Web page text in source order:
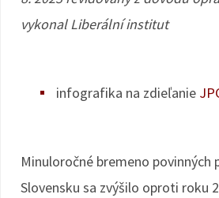
vykonal Liberální institut
infografika na zdieľanie
Minuloročné bremeno povinných
Slovensku sa zvýšilo oproti roku